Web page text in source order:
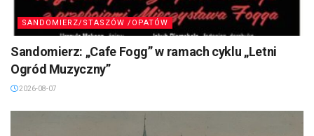
SANDOMIERZ/STASZÓW /OPATÓW
Sandomierz: „Cafe Fogg” w ramach cyklu „Letni
Ogród Muzyczny”
2026-08-07